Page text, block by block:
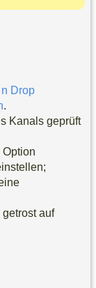
Drop
.
Kanals geprüft
auf